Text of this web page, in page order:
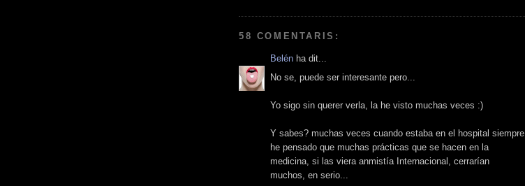
58 COMENTARIS:
Belén ha dit...
No se, puede ser interesante pero...
Yo sigo sin querer verla, la he visto muchas veces :)
Y sabes? muchas veces cuando estaba en el hospital siempre
he pensado que muchas prácticas que se hacen en la
medicina, si las viera anmistía Internacional, cerrarían
muchos, en serio...